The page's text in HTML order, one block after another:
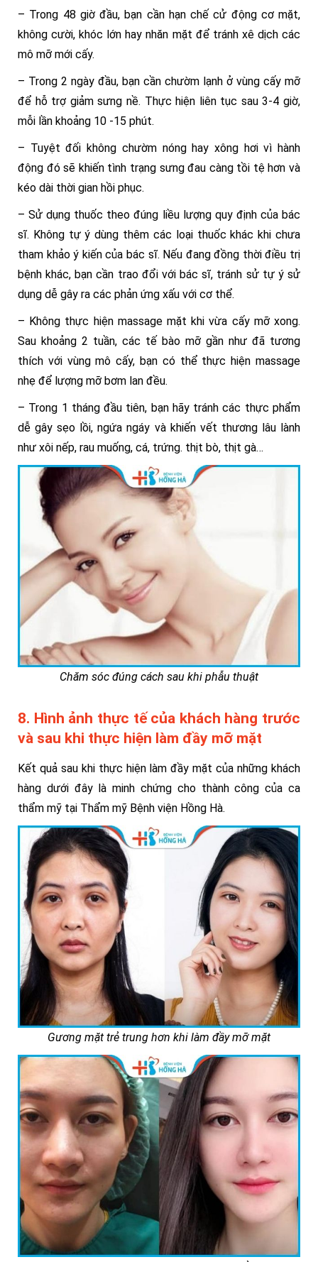
– Trong 48 giờ đầu, bạn cần hạn chế cử động cơ mặt,
không cười, khóc lớn hay nhăn mặt để tránh xê dịch các
mô mỡ mới cấy.
– Trong 2 ngày đầu, bạn cần chườm lạnh ở vùng cấy mỡ
để hỗ trợ giảm sưng nề. Thực hiện liên tục sau 3-4 giờ,
mỗi lần khoảng 10 -15 phút.
– Tuyệt đối không chườm nóng hay xông hơi vì hành
động đó sẽ khiến tình trạng sưng đau càng tồi tệ hơn và
kéo dài thời gian hồi phục.
– Sử dụng thuốc theo đúng liều lượng quy định của bác
sĩ. Không tự ý dùng thêm các loại thuốc khác khi chưa
tham khảo ý kiến của bác sĩ. Nếu đang đồng thời điều trị
bệnh khác, bạn cần trao đổi với bác sĩ, tránh sử tự ý sử
dụng dễ gây ra các phản ứng xấu với cơ thể.
– Không thực hiện massage mặt khi vừa cấy mỡ xong.
Sau khoảng 2 tuần, các tế bào mỡ gần như đã tương
thích với vùng mô cấy, bạn có thể thực hiện massage
nhẹ để lượng mỡ bơm lan đều.
– Trong 1 tháng đầu tiên, bạn hãy tránh các thực phẩm
dễ gây sẹo lồi, ngứa ngáy và khiến vết thương lâu lành
như xôi nếp, rau muống, cá, trứng. thịt bò, thịt gà…
Chăm sóc đúng cách sau khi phẫu thuật
8. Hình ảnh thực tế của khách hàng trước
và sau khi thực hiện làm đầy mỡ mặt
Kết quả sau khi thực hiện làm đầy mặt của những khách
hàng dưới đây là minh chứng cho thành công của ca
thẩm mỹ tại Thẩm mỹ Bệnh viện Hồng Hà.
Gương mặt trẻ trung hơn khi làm đầy mỡ mặt